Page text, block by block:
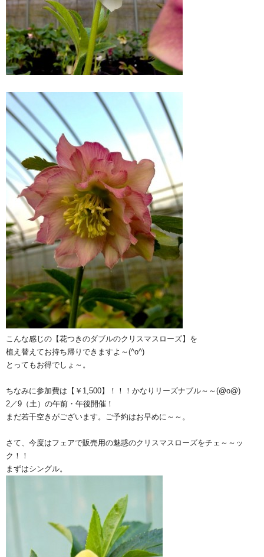
こんな感じの【花つきのダブルのクリスマスローズ】を
植え替えてお持ち帰りできますよ～(^o^)ゞ
とってもお得でしょ～。
ちなみに参加費は【￥1,500】！！！かなりリーズナブル～～(@o@)
2／9（土）の午前・午後開催！
まだ若干空きがございます。ご予約はお早めに～～。
さて、今度はフェアで販売用の魅惑のクリスマスローズをチェ～～ッ
ク！！
まずはシングル。